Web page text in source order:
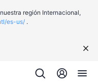
región Internacional,
es-us/ .